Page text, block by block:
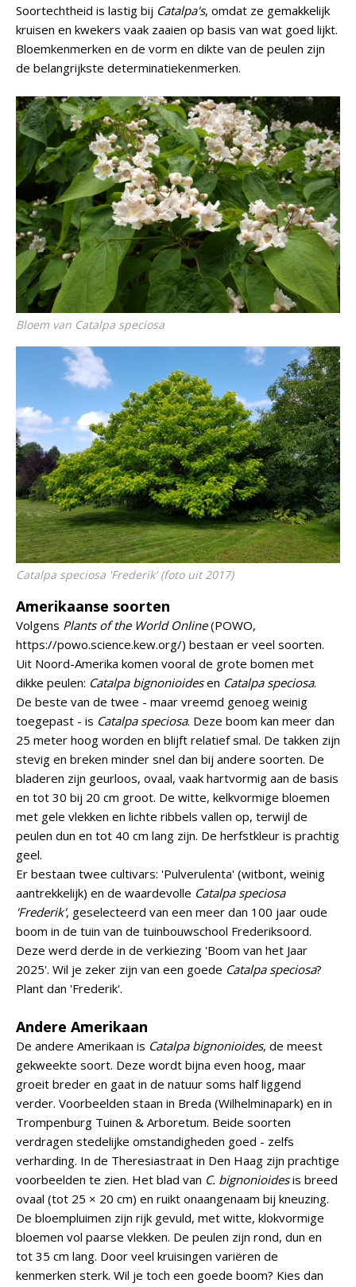
Soortechtheid is lastig bij Catalpa's, omdat ze gemakkelijk
kruisen en kwekers vaak zaaien op basis van wat goed lijkt.
Bloemkenmerken en de vorm en dikte van de peulen zijn
de belangrijkste determinatiekenmerken.
Bloem van Catalpa speciosa
Catalpa speciosa 'Frederik'(foto uit 2017)
Amerikaanse soorten
Volgens Plants of the World Online(POWO,
https://powo.science.kew.org/) bestaan er veel soorten.
Uit Noord-Amerika komen vooral de grote bomen met
dikke peulen: Catalpa bignonioidesen Catalpa speciosa.
De beste van de twee - maar vreemd genoeg weinig
toegepast - is Catalpa speciosa. Deze boom kan meer dan
25 meter hoog worden en blijft relatief smal. De takken zijn
stevig en breken minder snel dan bij andere soorten. De
bladeren zijn geurloos, ovaal, vaak hartvormig aan de basis
en tot 30 bij 20 cm groot. De witte, kelkvormige bloemen
met gele vlekken en lichte ribbels vallen op, terwijl de
peulen dun en tot 40 cm lang zijn. De herfstkleur is prachtig
geel.
Er bestaan twee cultivars: 'Pulverulenta' (witbont, weinig
aantrekkelijk) en de waardevolle Catalpa speciosa
'Frederik', geselecteerd van een meer dan 100 jaar oude
boom in de tuin van de tuinbouwschool Frederiksoord.
Deze werd derde in de verkiezing 'Boom van het Jaar
2025'. Wil je zeker zijn van een goede Catalpa speciosa?
Plant dan 'Frederik'.
Andere Amerikaan
De andere Amerikaan is Catalpa bignonioides, de meest
gekweekte soort. Deze wordt bijna even hoog, maar
groeit breder en gaat in de natuur soms half liggend
verder. Voorbeelden staan in Breda (Wilhelminapark) en in
Trompenburg Tuinen & Arboretum. Beide soorten
verdragen stedelijke omstandigheden goed - zelfs
verharding. In de Theresiastraat in Den Haag zijn prachtige
voorbeelden te zien. Het blad van C. bignonioidesis breed
ovaal (tot 25 × 20 cm) en ruikt onaangenaam bij kneuzing.
De bloempluimen zijn rijk gevuld, met witte, klokvormige
bloemen vol paarse vlekken. De peulen zijn rond, dun en
tot 35 cm lang. Door veel kruisingen variëren de
kenmerken sterk. Wil je toch een goede boom? Kies dan